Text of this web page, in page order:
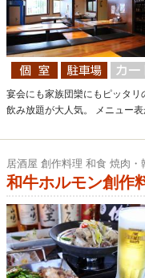
宴会にも家族団欒にもピッタ
飲み放題が大人気。 メニュー
居酒屋 創作料理 和食 焼肉・
和牛ホルモン創